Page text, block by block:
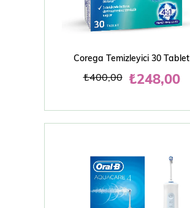
SEPETE EKLE
Corega Temizleyici 30 Tablet
₺248,00
₺400,00